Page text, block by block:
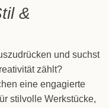
&
und suchst
zählt?
eine engagierte
stilvolle Werkstücke,